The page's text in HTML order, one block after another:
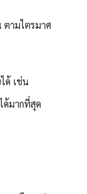
ามไตรมาศ
ด้ เช่น
ด้มากที่สุด